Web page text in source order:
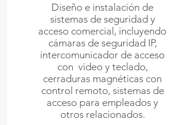
Diseño e instalación de
sistemas de seguridad y
acceso comercial, incluyendo
cámaras de seguridad IP,
intercomunicador de acceso
con video y teclado,
cerraduras magnéticas con
control remoto, sistemas de
acceso para empleados y
otros relacionados.